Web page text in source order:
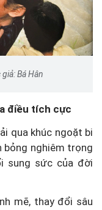
Bá Hân
điều tích cực
qua khúc ngoặt bi
bỏng nghiêm trọng
sung sức của đời
mẽ, thay đổi sâu